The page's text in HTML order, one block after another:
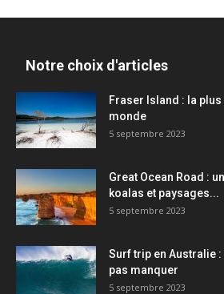
Notre choix d'articles
Fraser Island : la
monde
5 septembre 2023
Great Ocean Road :
koalas et paysages...
5 septembre 2023
Surf trip en Australie
pas manquer
5 septembre 2023